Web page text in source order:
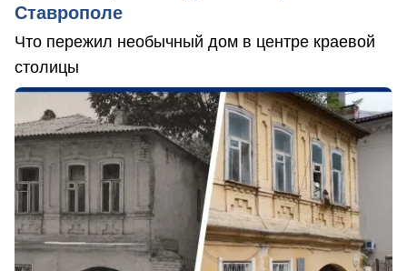
Ставрополе
Что пережил необычный дом в центре краевой
столицы